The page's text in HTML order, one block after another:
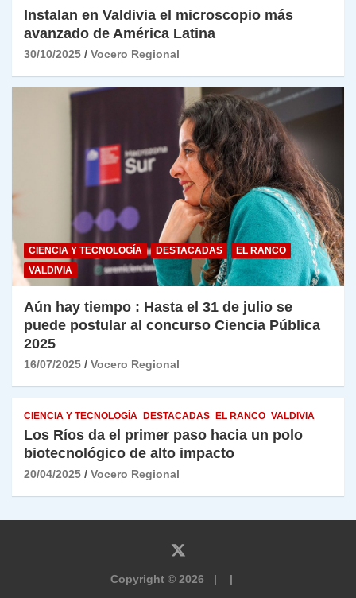
Instalan en Valdivia el microscopio más
avanzado de América Latina
30/10/2025 Vocero Regional
CIENCIA Y TECNOLOGÍA DESTACADAS
EL RANCO
VALDIVIA
Aún hay tiempo : Hasta el 31 de julio se
puede postular al concurso Ciencia Pública
2025
16/07/2025 Vocero Regional
CIENCIA Y TECNOLOGÍA DESTACADAS EL RANCO VALDIVIA
Los Ríos da el primer paso hacia un polo
biotecnológico de alto impacto
20/04/2025 Vocero Regional
Copyright © 2026